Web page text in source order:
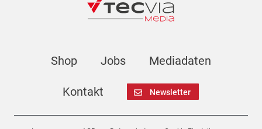
Shop Jobs Mediadaten
Kontakt Newsletter